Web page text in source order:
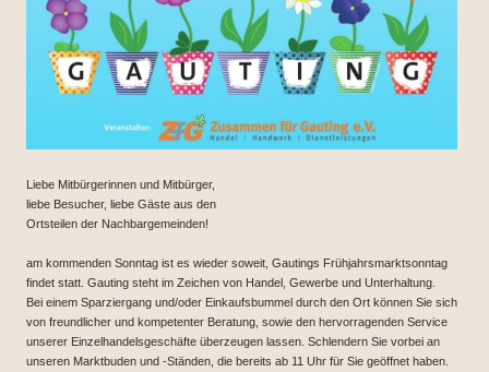
Liebe Mitbürgerinnen und Mitbürger,
liebe Besucher, liebe Gäste aus den
Ortsteilen der Nachbargemeinden!
am kommenden Sonntag ist es wieder soweit, Gautings Frühjahrsmarktsonntag
findet statt. Gauting steht im Zeichen von Handel, Gewerbe und Unterhaltung.
Bei einem Sparziergang und/oder Einkaufsbummel durch den Ort können Sie sich
von freundlicher und kompetenter Beratung, sowie den hervorragenden Service
unserer Einzelhandelsgeschäfte überzeugen lassen. Schlendern Sie vorbei an
unseren Marktbuden und -Ständen, die bereits ab 11 Uhr für Sie geöffnet haben.